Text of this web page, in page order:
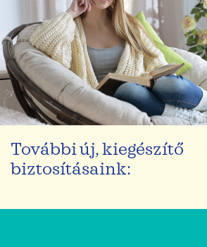
További új, kiegészítő
biztosításaink: